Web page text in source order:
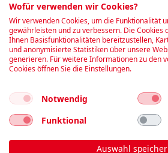
Besonders schützenswerte
Gesundheitsdaten) werden dabei
habe jederzeit die Möglichkeit,
Kommunikation wieder
Buchen
Wofür verwenden wir Cookies?
Wir verwenden Cookies, um die Funktionalität
gewährleisten und zu verbessern. Die Cookies
Ihnen Basisfunktionalitäten bereitzustellen,
und anonymisierte Statistiken über unsere
generieren. Für weitere Informationen zu den
Cookies öffnen Sie die Einstellungen.
Notwendig
Funktional
Auswahl